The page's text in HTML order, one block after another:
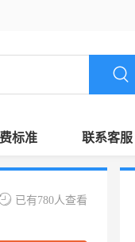
标准 联系客服
已有780人查看